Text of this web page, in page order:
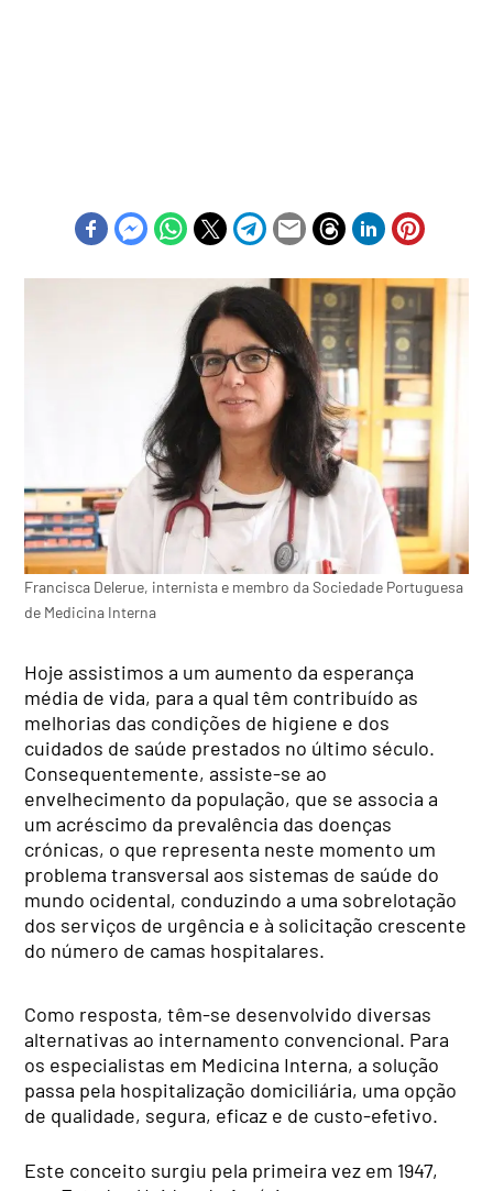
Francisca Delerue, internista e membro da Sociedade Portuguesa
de Medicina Interna
Hoje assistimos a um aumento da esperança
média de vida, para a qual têm contribuído as
melhorias das condições de higiene e dos
cuidados de saúde prestados no último século.
Consequentemente, assiste-se ao
envelhecimento da população, que se associa a
um acréscimo da prevalência das doenças
crónicas, o que representa neste momento um
problema transversal aos sistemas de saúde do
mundo ocidental, conduzindo a uma sobrelotação
dos serviços de urgência e à solicitação crescente
do número de camas hospitalares.
Como resposta, têm-se desenvolvido diversas
alternativas ao internamento convencional. Para
os especialistas em Medicina Interna, a solução
passa pela hospitalização domiciliária, uma opção
de qualidade, segura, eficaz e de custo-efetivo.
Este conceito surgiu pela primeira vez em 1947,